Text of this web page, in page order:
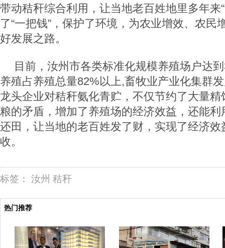
带动秸秆综合利用，让当地老百姓地里多年来
了“一把钱”，保护了环境，为农业增效、农民
好发展之路。
目前，汝州市各类标准化规模养殖场户达
养殖占养殖总量82%以上,畜牧业产业化集群
龙头企业对秸秆氨化青贮，不仅节约了大量
粮的矛盾，增加了养殖场的经济效益，还能
还田，让当地的老百姓发了财，实现了经济
收。
标签： 汝州 秸秆
热门推荐